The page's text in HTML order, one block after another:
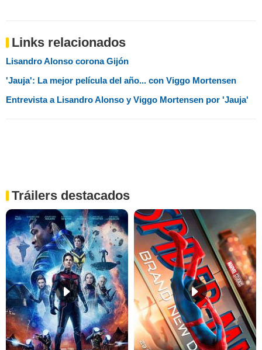
Links relacionados
Lisandro Alonso corona Gijón
'Jauja': La mejor película del año... con Viggo Mortensen
Entrevista a Lisandro Alonso y Viggo Mortensen por 'Jauja'
Tráilers destacados